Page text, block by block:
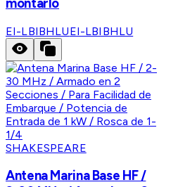
EI-LBIBHLUEI-LBIBHLU
SHAKESPEARE
Antena Marina Base HF /